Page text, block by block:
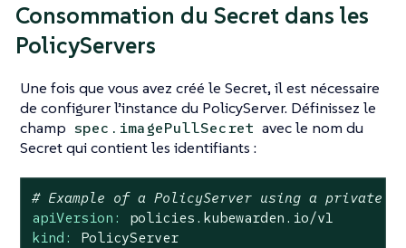
Consommation du Secret dans les
PolicyServers
Une fois que vous avez créé le Secret, il est nécessaire
de configurer l’instance du PolicyServer. Définissez le
champ spec.imagePullSecret avec le nom du
Secret qui contient les identifiants :
# Example of a PolicyServer using a private
apiVersion:
policies.kubewarden.io/v1
kind:
PolicyServer